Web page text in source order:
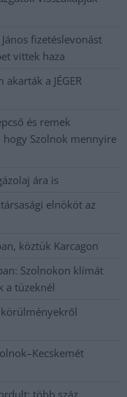
fizetéslevonást
vittek haza
a JÉGER
és remek
Szolnok mennyire
ára is
elnököt az
köztük Karcagon
Szolnokon klímát
a tüzeknél
több száz